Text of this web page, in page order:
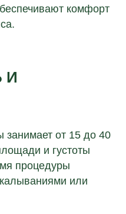
комфорт
И
занимает от 15 до 40
и густоты
процедуры
или